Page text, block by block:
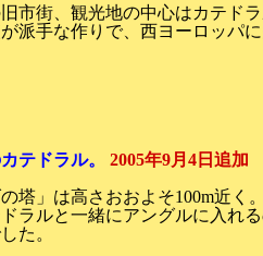
市街、観光地の中心はカテドラ
派手な作りで、西ヨーロッパ
テドラル。 2005年9月4日追加
の塔」は高さおおよそ100m近く。
ラルと一緒にアングルに入れ
た。